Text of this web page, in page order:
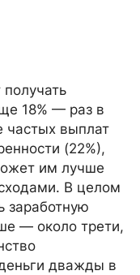
18% — раз в
частых выплат
(22%),
им лучше
В целом
заработную
— около трети,
дважды в